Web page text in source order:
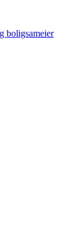
boligsameier